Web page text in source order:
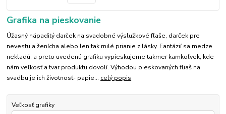
Grafika na pieskovanie
Úžasný nápaditý darček na svadobné výslužkové fľaše, darček pre
nevestu a ženícha alebo len tak milé prianie z lásky. Fantázií sa medze
nekladú, a preto uvedenú grafiku vypieskujeme takmer kamkoľvek, kde
nám veľkosť a tvar produktu dovolí. Výhodou pieskovaných fliaš na
svadbu je ich životnosť- papie... celý popis
Veľkosť grafiky